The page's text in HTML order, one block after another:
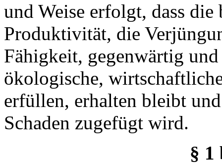
und Weise erfolgt, dass
Produktivität, die
Fähigkeit, gegenwärtig
ökologische,
erfüllen, erhalten bleibt
Schaden zugefügt wird.
§